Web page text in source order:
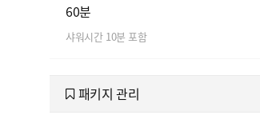
60분
샤워시간 10분 포함
패키지 관리